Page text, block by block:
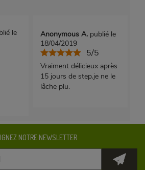
le
Anonymous A. publié le
18/04/2019
5/5
Vraiment délicieux après
15 jours de step.je ne le
lâche plu.
NOTRE NEWSLETTER